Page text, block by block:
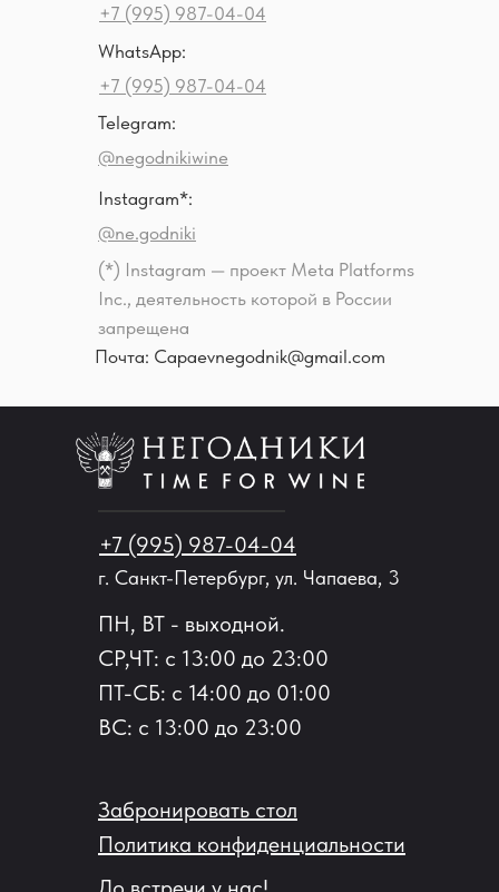
+7 (995) 987-04-04
WhatsApp:
+7 (995) 987-04-04
Telegram:
@negodnikiwine
Instagram*:
@ne.godniki
(*) Instagram — проект Meta Platforms
Inc., деятельность которой в России
запрещена
Почта: Capaevnegodnik@gmail.com
г. Санкт-Петербург, ул. Чапаева, 3
ПН, ВТ - выходной.
+7 (995) 987-04-04
Забронировать стол
Политика конфиденциальности
СР,ЧТ: с 13:00 до 23:00
ВС: с 13:00 до 23:00
ПТ-СБ: с 14:00 до 01:00